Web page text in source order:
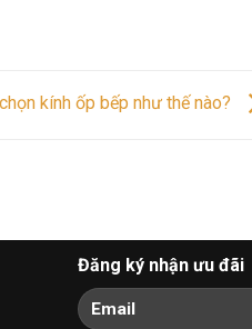
kính ốp bếp như thế nào?
Đăng ký nhận ưu đãi